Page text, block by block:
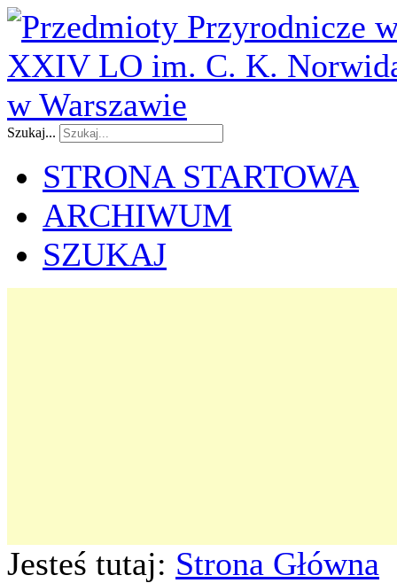
Szukaj...
STRONA STARTOWA
ARCHIWUM
SZUKAJ
Jesteś tutaj: Strona Główna